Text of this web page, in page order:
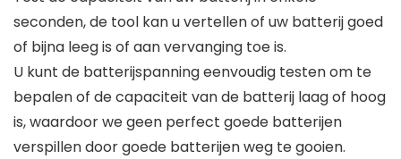
seconden, de tool kan u vertellen of uw batterij goed
of bijna leeg is of aan vervanging toe is.
U kunt de batterijspanning eenvoudig testen om te
bepalen of de capaciteit van de batterij laag of hoog
is, waardoor we geen perfect goede batterijen
verspillen door goede batterijen weg te gooien.